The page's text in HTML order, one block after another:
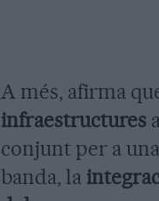
A més, afirma
infraestructures
conjunt per a
banda, la